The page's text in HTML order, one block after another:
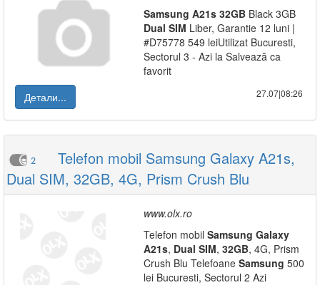
Samsung A21s 32GB Black 3GB
Dual SIM Liber, Garantie 12 luni |
#D75778 549 leiUtilizat Bucuresti,
Sectorul 3 - Azi la Salvează ca
favorit
Детали...
27.07|08:26
2
Telefon mobil Samsung Galaxy A21s,
Dual SIM, 32GB, 4G, Prism Crush Blu
www.olx.ro
Telefon mobil Samsung Galaxy
A21s, Dual SIM, 32GB, 4G, Prism
Crush Blu Telefoane Samsung 500
lei Bucuresti, Sectorul 2 Azi